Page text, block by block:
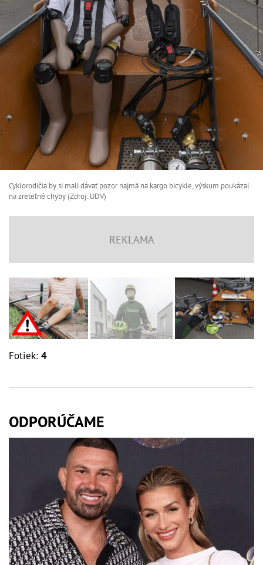
Cyklorodičia by si mali dávať pozor najmä na kargo bicykle, výskum poukázal
na zreteľné chyby (Zdroj: UDV)
Fotiek: 4
ODPORÚČAME